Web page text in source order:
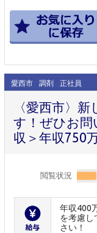
愛西市 調剤 正社員
〈愛西市〉
す！ぜひお
収＞年収750
閲覧状況
年収400
を考慮し
さい！